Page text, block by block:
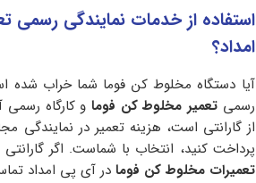
استفاده از خدمات نمایندگی رسمی
امداد؟
آیا دستگاه مخلوط کن فوما شما خراب شده
رسمی تعمیر مخلوط کن فوماو کارگاه رسمی
از گارانتی است، هزینه تعمیر در نمایندگی
پرداخت کنید، انتخاب با شماست. اگر
تعمیرات مخلوط کن فوما در آی پی امداد